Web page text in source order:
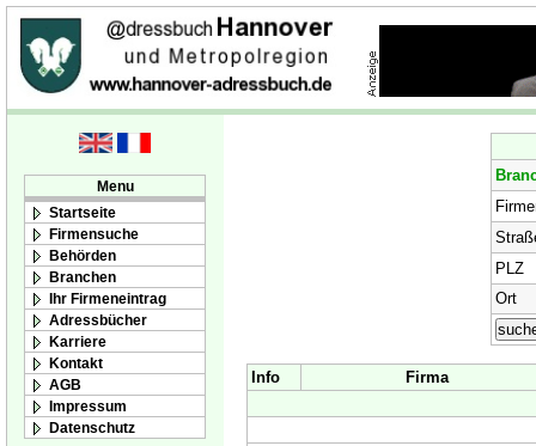
Menu
Startseite
Firmensuche
Behörden
Branchen
Ihr Firmeneintrag
Adressbücher
Karriere
Kontakt
AGB
Impressum
Datenschutz
PLZ
Ort
Info Firma